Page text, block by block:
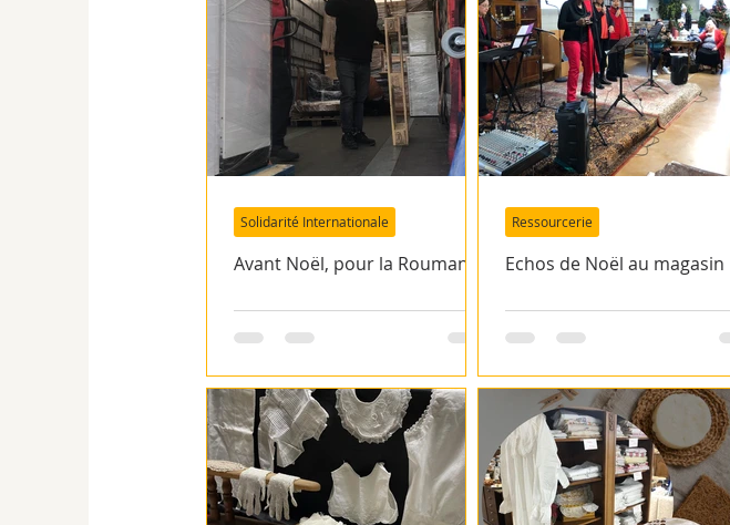
Avant Noël, pour la Roumanie
Solidarité Internationale
Echos de Noël au magasin
Ressourcerie